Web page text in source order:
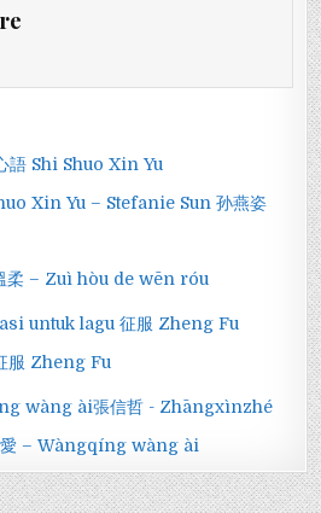
Xin Yu – Stefanie Sun 孙燕姿
柔 – Zuì hòu de wēn róu
服 Zheng Fu
– Wàngqíng wàng ài